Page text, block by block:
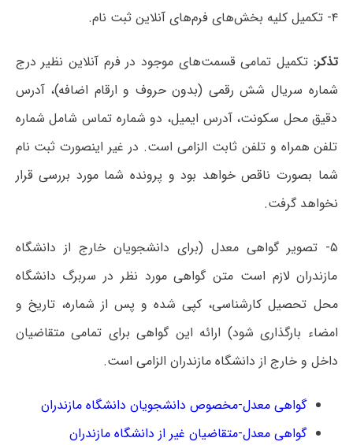
۴- تکمیل کلیه بخش‌های فرم‌های آنلاین ثبت نام.
تذکر: تکمیل تمامی قسمت‌های موجود در فرم آنلاین نظیر درج
شماره سریال شش رقمی (بدون حروف و ارقام اضافه)، آدرس
دقیق محل سکونت، آدرس ایمیل، دو شماره تماس شامل شماره
تلفن همراه و تلفن ثابت الزامی است. در غیر اینصورت ثبت نام
شما بصورت ناقص خواهد بود و پرونده شما مورد بررسی قرار
نخواهد گرفت.
۵- تصویر گواهی معدل (برای دانشجویان خارج از دانشگاه
مازندران لازم است متن گواهی مورد نظر در سربرگ دانشگاه
محل تحصیل کارشناسی، کپی شده و پس از شماره، تاریخ و
امضاء بارگذاری شود) ارائه این گواهی برای تمامی متقاضیان
داخل و خارج از دانشگاه مازندران الزامی است.
گواهی معدل-مخصوص دانشجویان دانشگاه مازندران
گواهی معدل-متقاضیان غیر از دانشگاه مازندران